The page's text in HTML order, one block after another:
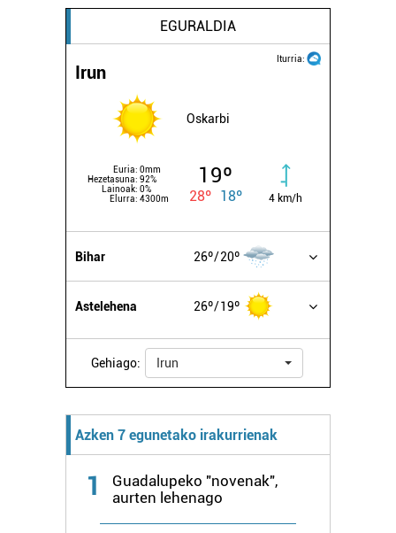
EGURALDIA
Iturria:
Irun
Oskarbi
Euria: 0mm
Hezetasuna: 92%
Lainoak: 0%
Elurra: 4300m
19º
28º 18º 4 km/h
Bihar 26º 20º
Astelehena 26º 19º
Gehiago: Irun
Azken 7 egunetako irakurrienak
1
Guadalupeko "novenak",
aurten lehenago